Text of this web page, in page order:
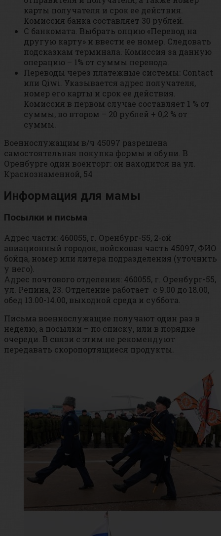
карты получателя и срок ее действия.
Комиссия банка составляет 30 рублей.
С банкомата. Выбрать опцию «Перевод на
другую карту» и ввести ее номер. Следовать
подсказкам терминала. Комиссия за данную
операцию – 1% от суммы перевода.
Переводы через платежные системы: Contact
или Qiwi. Указывается адрес получателя,
номер его карты и срок ее действия.
Комиссия в первом случае составляет 1 % от
суммы, во втором – 20 рублей + 0,2 % от
суммы.
Военнослужащим в/ч 45097 разрешена
самостоятельная покупка формы и обуви. В
Оренбурге один военторг: он находится на ул.
Краснознаменной, 54
Информация для мамы
Посылки и письма
Адрес части: 460055, г. Оренбург-55, 2-ой
авиационный городок, войсковая часть 45097, ФИО
бойца, номер или литера подразделения (уточнить
у него).
Адрес почтового отделения: 460055, г. Оренбург-55,
ул. Репина, 23. Отделение работает с 9.00 до 18.00,
обед 13.00-14.00, выходной среда и суббота.
Письма военнослужащие получают один раз в
неделю, а посылки – по списку, или в порядке
очереди. В связи с этим не рекомендуют
передавать скоропортящиеся продукты.